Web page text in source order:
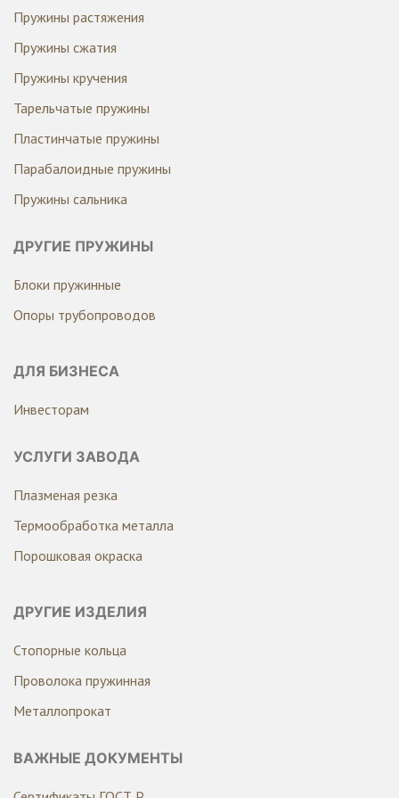
Пружины растяжения
Пружины сжатия
Пружины кручения
Тарельчатые пружины
Пластинчатые пружины
Парабалоидные пружины
Пружины сальника
ДРУГИЕ ПРУЖИНЫ
Блоки пружинные
Опоры трубопроводов
ДЛЯ БИЗНЕСА
Инвесторам
УСЛУГИ ЗАВОДА
Плазменая резка
Термообработка металла
Порошковая окраска
ДРУГИЕ ИЗДЕЛИЯ
Стопорные кольца
Проволока пружинная
Металлопрокат
ВАЖНЫЕ ДОКУМЕНТЫ